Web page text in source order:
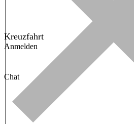
Kreuzfahrt
Anmelden
Chat